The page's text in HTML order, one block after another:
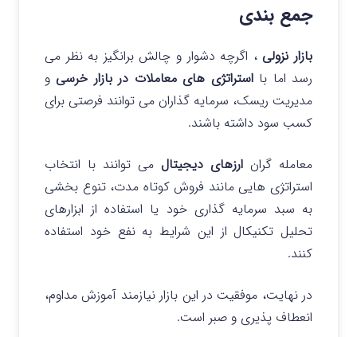
جمع بندی
بازار نزولی، اگرچه دشوار و چالش برانگیز به نظر می‌
رسد اما با استراتژی‌ های معاملات در بازار خرسیو
مدیریت ریسک، سرمایه گذاران می‌ توانند فرصتی برای
کسب سود داشته باشند.
معامله‌ گران ارزهای دیجیتال می توانند با انتخاب
استراتژی هایی مانند فروش کوتاه‌ مدت، تنوع‌ بخشی
به سبد سرمایه گذاری خود یا استفاده از ابزارهای
تحلیل تکنیکال از این شرایط به نفع خود استفاده
کنند.
در نهایت، موفقیت در این بازار نیازمند آموزش مداوم،
انعطاف‌ پذیری و صبر است.